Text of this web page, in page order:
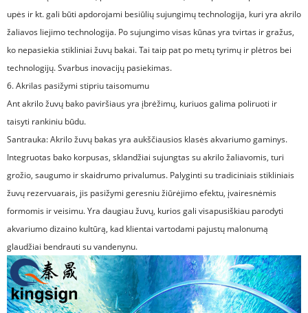
upės ir kt. gali būti apdorojami besiūlių sujungimų technologija, kuri yra akrilo
žaliavos liejimo technologija. Po sujungimo visas kūnas yra tvirtas ir gražus,
ko nepasiekia stikliniai žuvų bakai. Tai taip pat po metų tyrimų ir plėtros bei
technologijų. Svarbus inovacijų pasiekimas.
6. Akrilas pasižymi stipriu taisomumu
Ant akrilo žuvų bako paviršiaus yra įbrėžimų, kuriuos galima poliruoti ir
taisyti rankiniu būdu.
Santrauka: Akrilo žuvų bakas yra aukščiausios klasės akvariumo gaminys.
Integruotas bako korpusas, sklandžiai sujungtas su akrilo žaliavomis, turi
grožio, saugumo ir skaidrumo privalumus. Palyginti su tradiciniais stikliniais
žuvų rezervuarais, jis pasižymi geresniu žiūrėjimo efektu, įvairesnėmis
formomis ir veisimu. Yra daugiau žuvų, kurios gali visapusiškiau parodyti
akvariumo dizaino kultūrą, kad klientai vartodami pajustų malonumą
glaudžiai bendrauti su vandenynu.